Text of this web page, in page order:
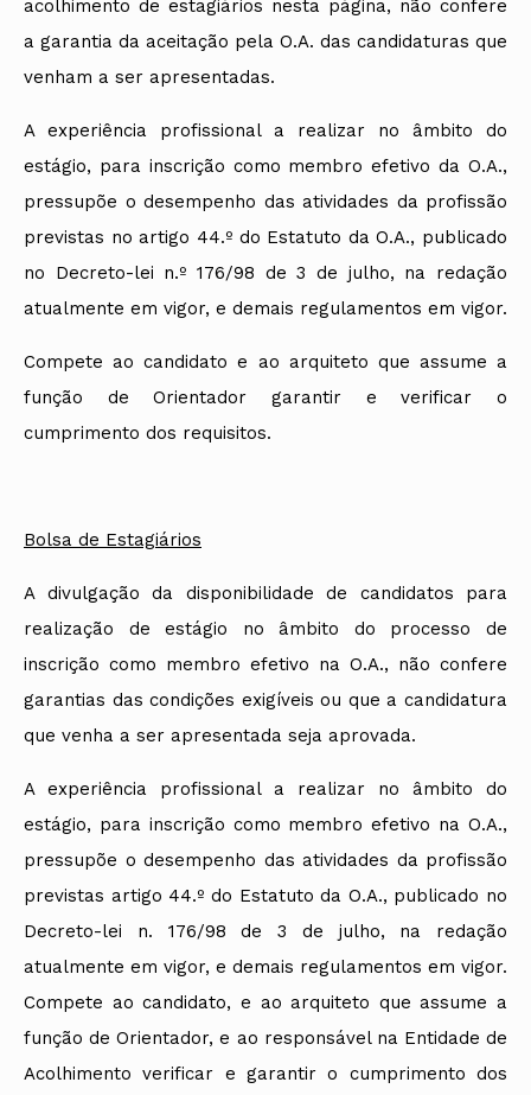
acolhimento de estagiários nesta página, não confere
a garantia da aceitação pela O.A. das candidaturas que
venham a ser apresentadas.
A experiência profissional a realizar no âmbito do
estágio, para inscrição como membro efetivo da O.A.,
pressupõe o desempenho das atividades da profissão
previstas no artigo 44.º do Estatuto da O.A., publicado
no Decreto-lei n.º 176/98 de 3 de julho, na redação
atualmente em vigor, e demais regulamentos em vigor.
Compete ao candidato e ao arquiteto que assume a
função de Orientador garantir e verificar o
cumprimento dos requisitos.
Bolsa de Estagiários
A divulgação da disponibilidade de candidatos para
realização de estágio no âmbito do processo de
inscrição como membro efetivo na O.A., não confere
garantias das condições exigíveis ou que a candidatura
que venha a ser apresentada seja aprovada.
A experiência profissional a realizar no âmbito do
estágio, para inscrição como membro efetivo na O.A.,
pressupõe o desempenho das atividades da profissão
previstas artigo 44.º do Estatuto da O.A., publicado no
Decreto-lei n. 176/98 de 3 de julho, na redação
atualmente em vigor, e demais regulamentos em vigor.
Compete ao candidato, e ao arquiteto que assume a
função de Orientador, e ao responsável na Entidade de
Acolhimento verificar e garantir o cumprimento dos